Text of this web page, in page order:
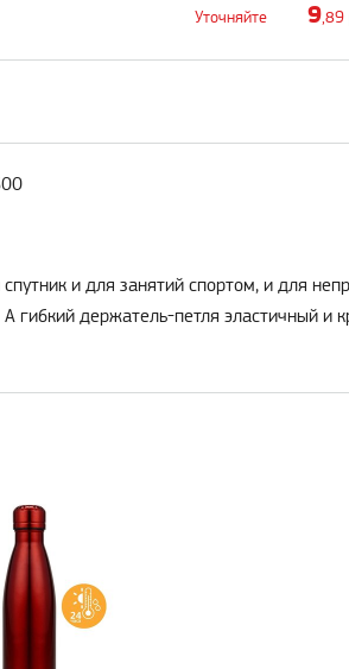
Уточняйте 9,89
и для занятий спортом, и для
держатель-петля эластичный и